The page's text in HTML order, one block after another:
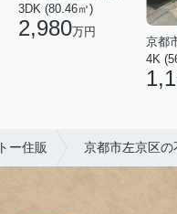
3DK (80.46㎡)
2,980万円
4K
ー住販 京都市左京区の